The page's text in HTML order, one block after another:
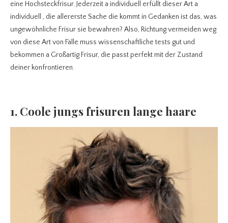
eine Hochsteckfrisur.Jederzeit a individuell erfüllt dieser Art a
individuell , die allererste Sache die kommt in Gedanken ist das, was
ungewöhnliche Frisur sie bewahren? Also, Richtung vermeiden weg
von diese Art von Fälle muss wissenschaftliche tests gut und
bekommen a Großartig Frisur, die passt perfekt mit der Zustand
deiner konfrontieren.
1. Coole jungs frisuren lange haare